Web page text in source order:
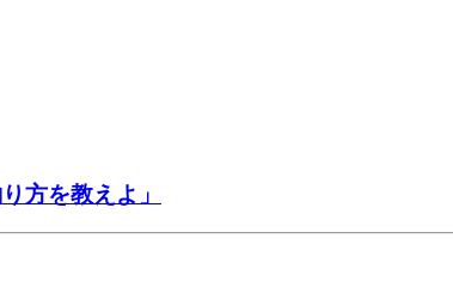
方を教えよ」